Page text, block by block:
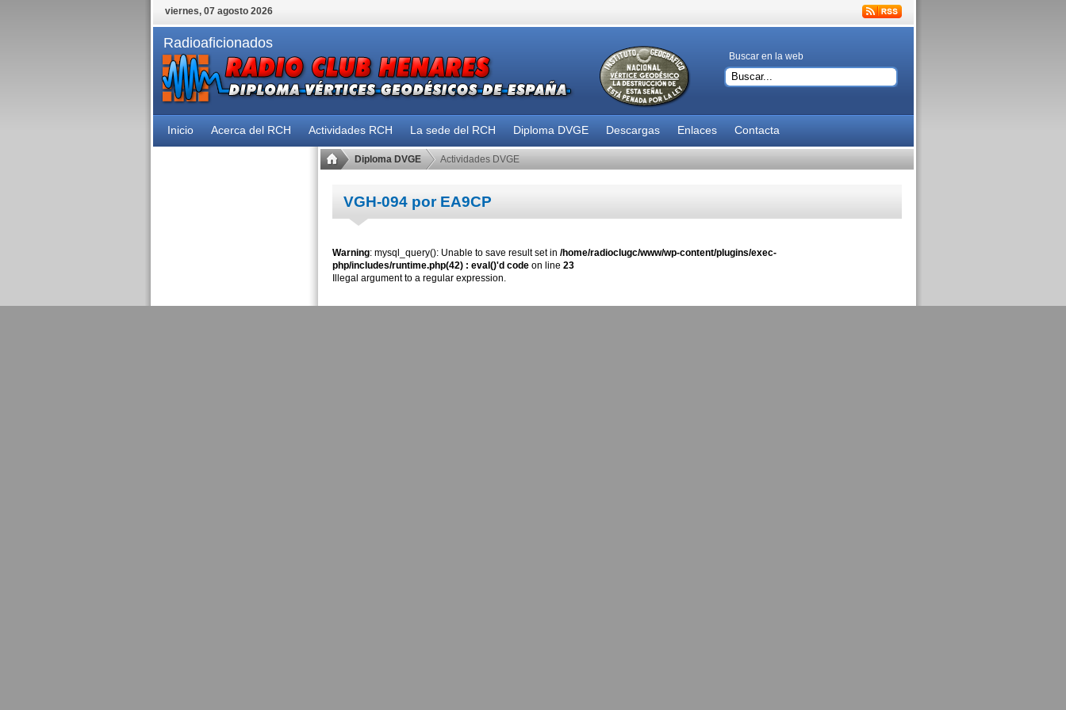
viernes, 07 agosto 2026
Radioaficionados
Buscar en la web
Inicio Acerca del RCH Actividades RCH La sede del RCH Diploma DVGE Descargas Enlaces Contacta
Diploma DVGE Actividades DVGE
VGH-094 por EA9CP
Warning: mysql_query(): Unable to save result set in /home/radioclugc/www/wp-content/plugins/exec-
php/includes/runtime.php(42) : eval()'d codeon line 23
Illegal argument to a regular expression.